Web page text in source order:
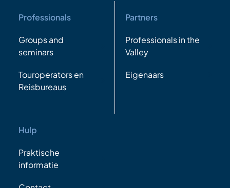
Professionals
Groups and
seminars
Touroperators en
Reisbureaus
Partners
Professionals in the
Valley
Eigenaars
Hulp
Praktische
informatie